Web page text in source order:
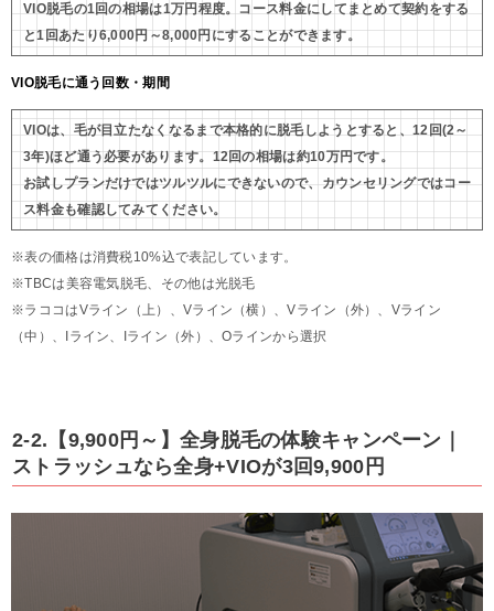
VIO脱毛の1回の相場は1万円程度。コース料金にしてまとめて契約をする
と1回あたり6,000円～8,000円にすることができます。
VIO脱毛に通う回数・期間
VIOは、毛が目立たなくなるまで本格的に脱毛しようとすると、12回(2～
3年)ほど通う必要があります。12回の相場は約10万円です。
お試しプランだけではツルツルにできないので、カウンセリングではコー
ス料金も確認してみてください。
※表の価格は消費税10%込で表記しています。
※TBCは美容電気脱毛、その他は光脱毛
※ラココはVライン（上）、Vライン（横）、Vライン（外）、Vライン
（中）、Iライン、Iライン（外）、Oラインから選択
2-2.【9,900円～】全身脱毛の体験キャンペーン｜
ストラッシュなら全身+VIOが3回9,900円